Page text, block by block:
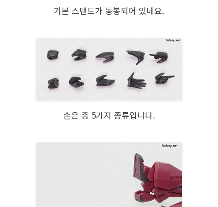
기본 스탠드가 동봉되어 있네요.
손은 총 5가지 종류입니다.